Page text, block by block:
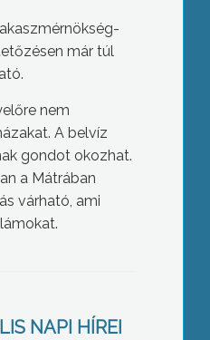
már túl
nem
A belvíz
gondot okozhat.
a Mátrában
várható, ami
NAPI HÍREI